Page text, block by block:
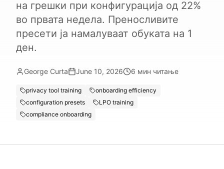
на грешки при конфигурација од 22%
во првата недела. Преносливите
пресети ја намалуваат обуката на 1
ден.
George Curta June 10, 2026 6 мин читање
privacy tool training
onboarding efficiency
configuration presets
LPO training
compliance onboarding